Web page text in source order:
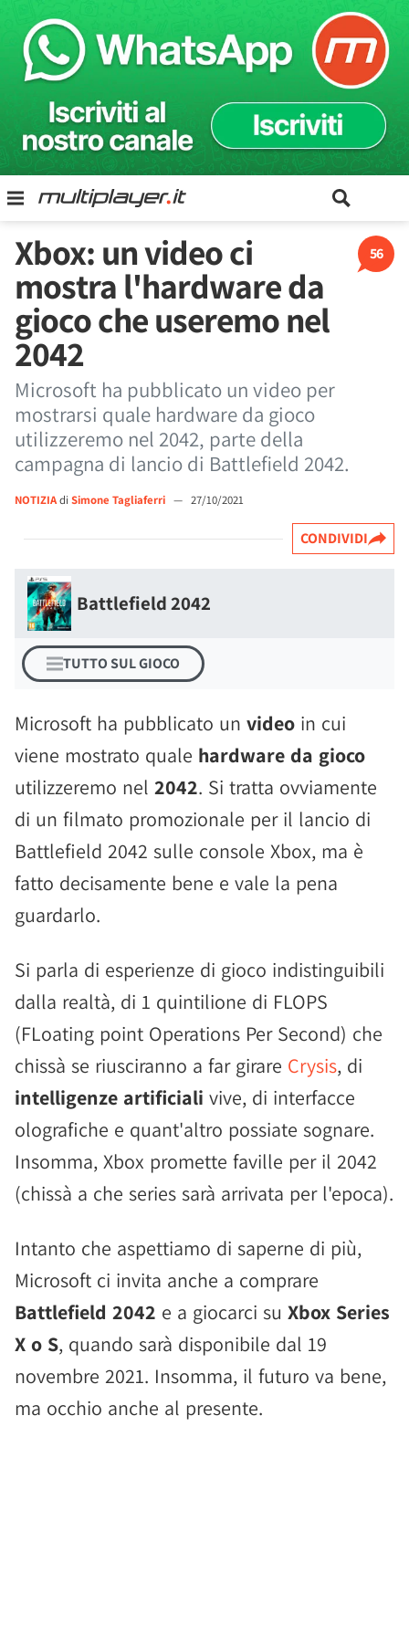
56
Xbox: un video ci
mostra l'hardware da
gioco che useremo nel
2042
Microsoft ha pubblicato un video per
mostrarsi quale hardware da gioco
utilizzeremo nel 2042, parte della
campagna di lancio di Battlefield 2042.
NOTIZIAdi Simone Tagliaferri — 27/10/2021
CONDIVIDI
Battlefield 2042
TUTTO SUL GIOCO
Microsoft ha pubblicato un video in cui
viene mostrato quale hardware da gioco
utilizzeremo nel 2042. Si tratta ovviamente
di un filmato promozionale per il lancio di
Battlefield 2042 sulle console Xbox, ma è
fatto decisamente bene e vale la pena
guardarlo.
Si parla di esperienze di gioco indistinguibili
dalla realtà, di 1 quintilione di FLOPS
(FLoating point Operations Per Second) che
chissà se riusciranno a far girare Crysis, di
intelligenze artificiali vive, di interfacce
olografiche e quant'altro possiate sognare.
Insomma, Xbox promette faville per il 2042
(chissà a che series sarà arrivata per l'epoca).
Intanto che aspettiamo di saperne di più,
Microsoft ci invita anche a comprare
Battlefield 2042 e a giocarci su Xbox Series
X o S, quando sarà disponibile dal 19
novembre 2021. Insomma, il futuro va bene,
ma occhio anche al presente.